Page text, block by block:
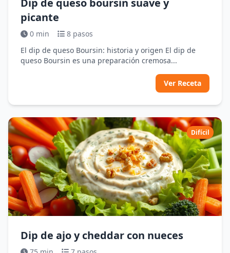
Dip de queso boursin suave y
picante
0 min
8 pasos
El dip de queso Boursin: historia y origen El dip de
queso Boursin es una preparación cremosa...
Ver Receta
Difícil
Dip de ajo y cheddar con nueces